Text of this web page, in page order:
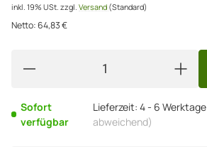
inkl. 19% USt. zzgl. Versand (Standard)
Netto:64,83€
Sofort
verfügbar
Lieferzeit: 4 - 6 Werktage
abweichend)